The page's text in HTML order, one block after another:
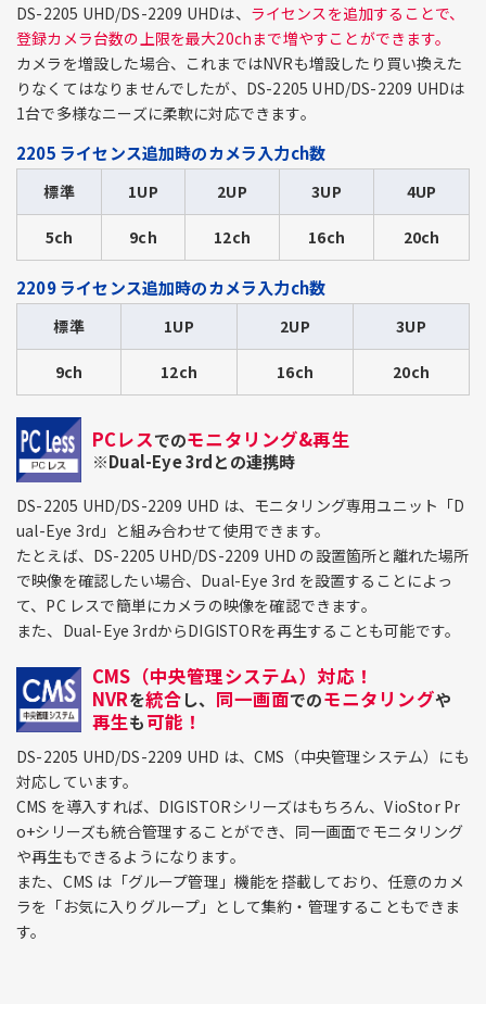
DS-2205 UHD/DS-2209 UHDは、 ライセンスを追加することで、
登録カメラ台数の上限を最大20chまで増やすことができます。
カメラを増設した場合、これまではNVRも増設したり買い換えた
りなくてはなりませんでしたが、DS-2205 UHD/DS-2209 UHDは
1台で多様なニーズに柔軟に対応できます。
2205 ライセンス追加時のカメラ入力ch数
標準 1UP 2UP 3UP 4UP
5ch 9ch 12ch 16ch 20ch
2209 ライセンス追加時のカメラ入力ch数
標準 1UP 2UP 3UP
9ch 12ch 16ch 20ch
PCレスでのモニタリング&再生
※Dual-Eye 3rdとの連携時
DS-2205 UHD/DS-2209 UHD は、モニタリング専用ユニット「D
ual-Eye 3rd」と組み合わせて使用できます。
たとえば、DS-2205 UHD/DS-2209 UHD の設置箇所と離れた場所
で映像を確認したい場合、Dual-Eye 3rd を設置することによっ
て、PC レスで簡単にカメラの映像を確認できます。
また、Dual-Eye 3rdからDIGISTORを再生することも可能です。
CMS（中央管理システム）対応！
NVRを統合し、 同一画面でのモニタリングや
再生も可能！
DS-2205 UHD/DS-2209 UHD は、CMS（中央管理システム）にも
対応しています。
CMS を導入すれば、DIGISTORシリーズはもちろん、VioStor Pr
o+シリーズも統合管理することができ、同一画面でモニタリング
や再生もできるようになります。
また、CMS は「グループ管理」機能を搭載しており、任意のカメ
ラを「お気に入りグループ」として集約・管理することもできま
す。